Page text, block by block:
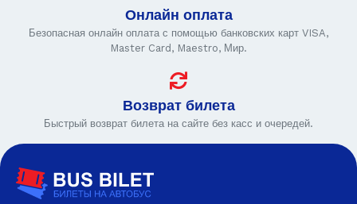
Онлайн оплата
Безопасная онлайн оплата с помощью банковских карт VISA,
Master Card, Maestro, Мир.
Возврат билета
Быстрый возврат билета на сайте без касс и очередей.